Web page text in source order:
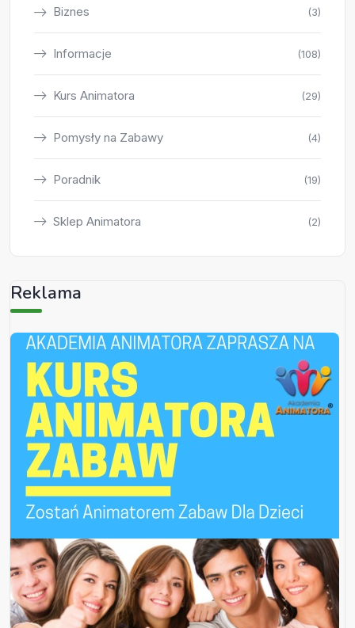
Biznes (3)
Informacje (108)
Kurs Animatora (29)
Pomysły na Zabawy (4)
Poradnik (19)
Sklep Animatora (2)
Reklama